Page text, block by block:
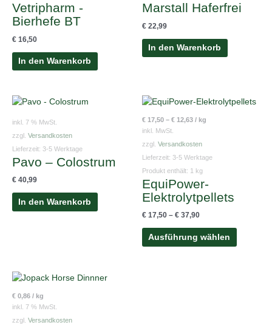
Vetripharm -
Bierhefe BT
€ 16,50
In den Warenkorb
Marstall Haferfrei
€ 22,99
In den Warenkorb
inkl. 7 % MwSt.
zzgl. Versandkosten
Lieferzeit: 3-5 Werktage
Pavo – Colostrum
€ 40,99
In den Warenkorb
€ 17,50 – € 12,63 / kg
inkl. MwSt.
zzgl. Versandkosten
Lieferzeit: 3-5 Werktage
Produkt enthält: 1 kg
EquiPower-
Elektrolytpellets
€ 17,50 – € 37,90
Ausführung wählen
Dieses
€ 0,86 / kg
inkl. 7 % MwSt.
zzgl. Versandkosten